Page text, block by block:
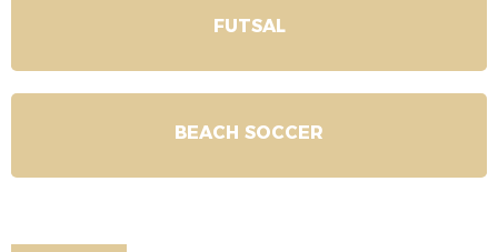
FUTSAL
BEACH SOCCER